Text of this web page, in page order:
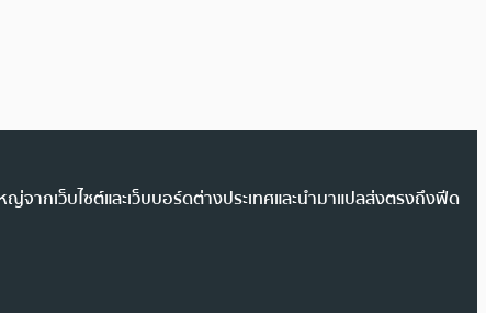
จากเว็บไซต์และเว็บบอร์ดต่างประเทศและนำมาแปลส่งตรงถึงฟีด